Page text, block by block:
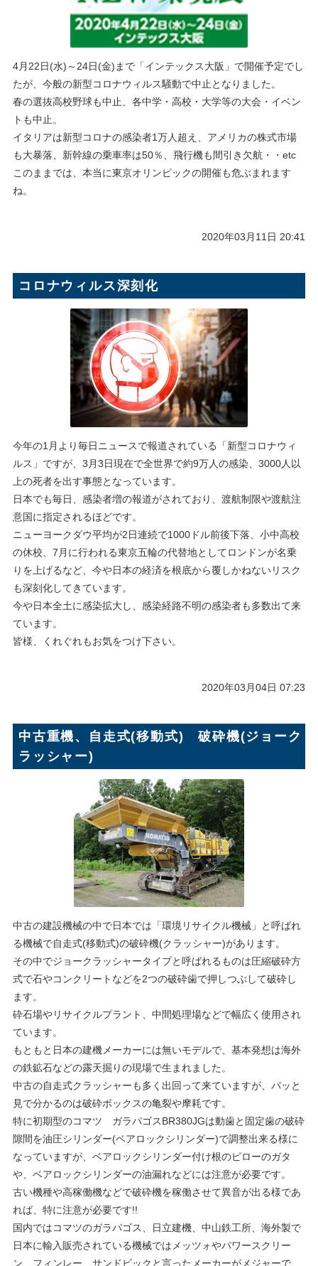
4月22日(水)～24日(金)まで「インテックス大阪」で開催予定でし
たが、今般の新型コロナウィルス騒動で中止となりました。
春の選抜高校野球も中止、各中学・高校・大学等の大会・イベン
トも中止。
イタリアは新型コロナの感染者1万人超え、アメリカの株式市場
も大暴落、新幹線の乗車率は50％、飛行機も間引き欠航・・etc
このままでは、本当に東京オリンピックの開催も危ぶまれます
ね。
2020年03月11日 20:41
コロナウィルス深刻化
今年の1月より毎日ニュースで報道されている「新型コロナウィ
ルス」ですが、3月3日現在で全世界で約9万人の感染、3000人以
上の死者を出す事態となっています。
日本でも毎日、感染者増の報道がされており、渡航制限や渡航注
意国に指定されるほどです。
ニューヨークダウ平均が2日連続で1000ドル前後下落、小中高校
の休校、7月に行われる東京五輪の代替地としてロンドンが名乗
りを上げるなど、今や日本の経済を根底から覆しかねないリスク
も深刻化してきています。
今や日本全土に感染拡大し、感染経路不明の感染者も多数出て来
ています。
皆様、くれぐれもお気をつけ下さい。
2020年03月04日 07:23
中古重機、自走式(移動式) 破砕機(ジョーク
ラッシャー)
中古の建設機械の中で日本では「環境リサイクル機械」と呼ばれ
る機械で自走式(移動式)の破砕機(クラッシャー)があります。
その中でジョークラッシャータイプと呼ばれるものは圧縮破砕方
式で石やコンクリートなどを2つの破砕歯で押しつぶして破砕し
ます。
砕石場やリサイクルプラント、中間処理場などで幅広く使用され
ています。
もともと日本の建機メーカーには無いモデルで、基本発想は海外
の鉄鉱石などの露天掘りの現場で生まれました。
中古の自走式クラッシャーも多く出回って来ていますが、パッと
見で分かるのは破砕ボックスの亀裂や摩耗です。
特に初期型のコマツ ガラパゴスBR380JGは動歯と固定歯の破砕
隙間を油圧シリンダー(ベアロックシリンダー)で調整出来る様に
なっていますが、ベアロックシリンダー付け根のピローのガタ
や、ベアロックシリンダーの油漏れなどには注意が必要です。
古い機種や高稼働機などで破砕機を稼働させて異音が出る様であ
れば、特に注意が必要です!!
国内ではコマツのガラパゴス、日立建機、中山鉄工所、海外製で
日本に輸入販売されている機械ではメッツォやパワースクリー
ン、フィンレー、サンドビックと言ったメーカーがメジャーで